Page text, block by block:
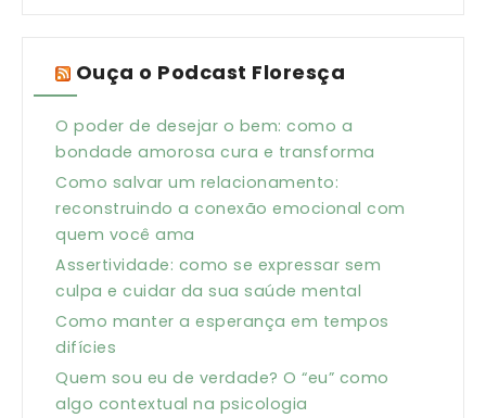
Ouça o Podcast Floresça
O poder de desejar o bem: como a
bondade amorosa cura e transforma
Como salvar um relacionamento:
reconstruindo a conexão emocional com
quem você ama
Assertividade: como se expressar sem
culpa e cuidar da sua saúde mental
Como manter a esperança em tempos
difícies
Quem sou eu de verdade? O “eu” como
algo contextual na psicologia